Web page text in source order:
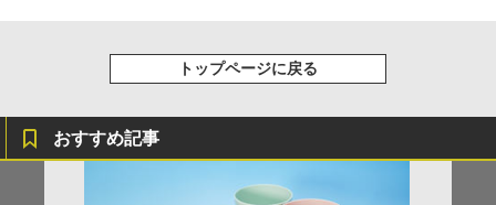
トップページに戻る
おすすめ記事